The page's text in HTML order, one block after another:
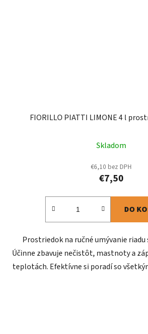
FIORILLO PIATTI LIMONE 4 l
Skladom
€6,10 bez DPH
€7,50
DO
Prostriedok na ručné umývanie
Účinne zbavuje nečistôt, mastnoty a
teplotách. Efektívne si poradí so